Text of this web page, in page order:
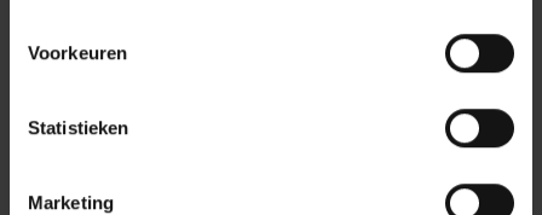
Voorkeuren
Statistieken
Marketing